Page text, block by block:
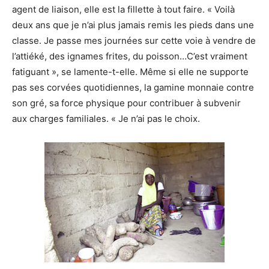
agent de liaison, elle est la fillette à tout faire. « Voilà
deux ans que je n’ai plus jamais remis les pieds dans une
classe. Je passe mes journées sur cette voie à vendre de
l’attiéké, des ignames frites, du poisson…C’est vraiment
fatiguant », se lamente-t-elle. Même si elle ne supporte
pas ses corvées quotidiennes, la gamine monnaie contre
son gré, sa force physique pour contribuer à subvenir
aux charges familiales. « Je n’ai pas le choix.